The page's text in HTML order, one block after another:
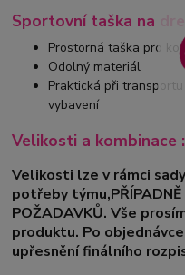
Sportovní taška na
Prostorná taška pro
Odolný materiál
Praktická při
vybavení
Velikosti a kombinace :
Velikosti lze v rámci
potřeby týmu,PŘÍPADNĚ
POŽADAVKŮ. Vše
produktu. Po
upřesnění finálního